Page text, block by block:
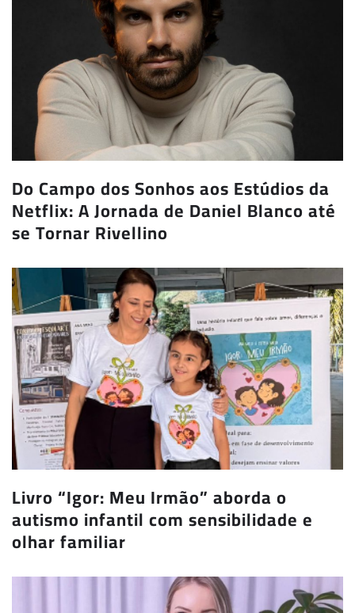
Do Campo dos Sonhos aos Estúdios da
Netflix: A Jornada de Daniel Blanco até
se Tornar Rivellino
Livro “Igor: Meu Irmão” aborda o
autismo infantil com sensibilidade e
olhar familiar